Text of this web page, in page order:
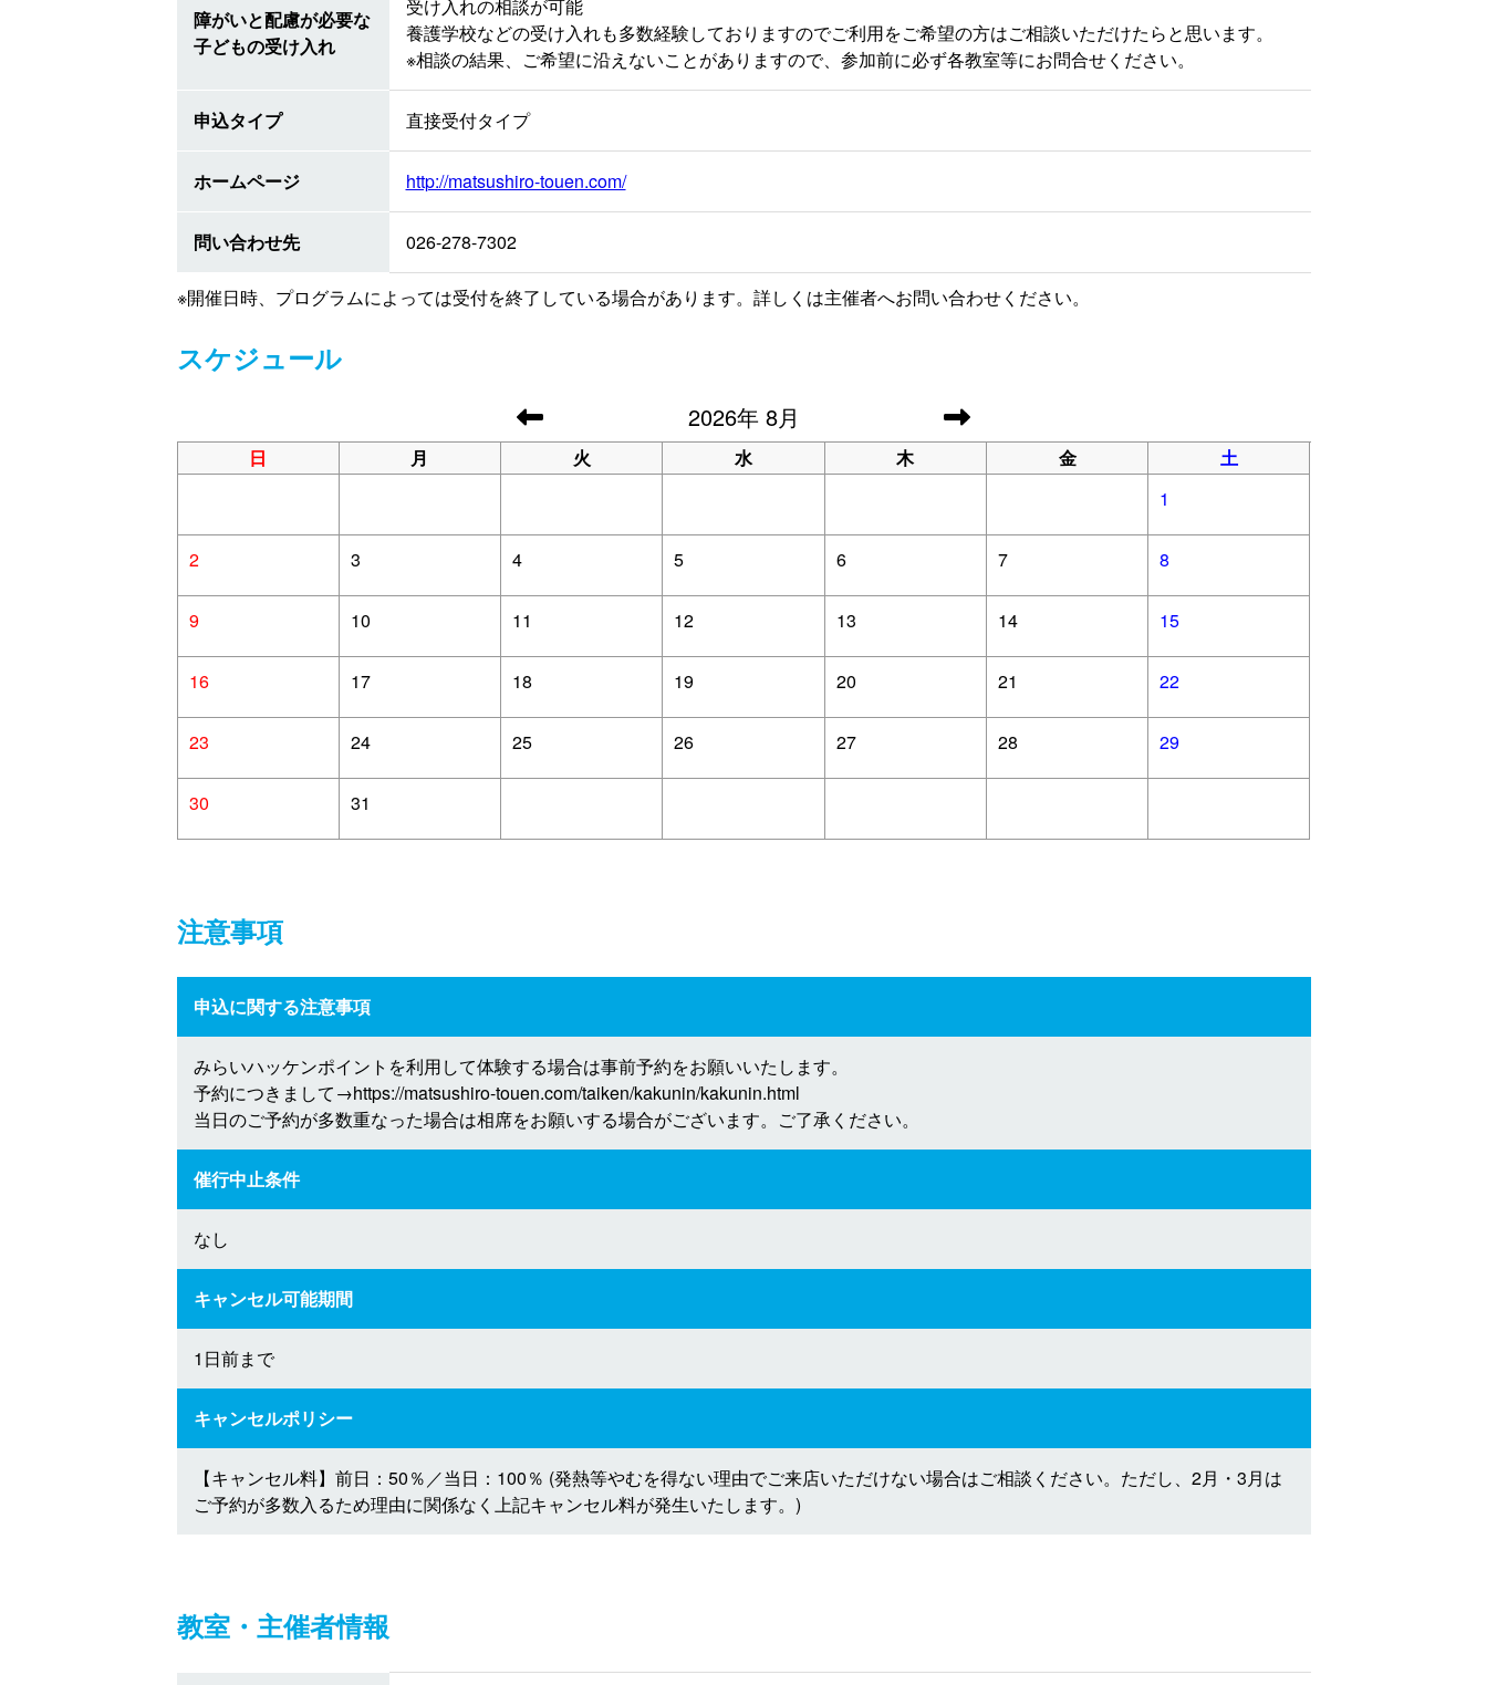
障がいと配慮が必要な
子どもの受け入れ
受け入れの相談が可能
養護学校などの受け入れも多数経験しておりますのでご利用をご希望の方はご相談いただけたらと思います。
※相談の結果、ご希望に沿えないことがありますので、参加前に必ず各教室等にお問合せください。
申込タイプ 直接受付タイプ
ホームページ http://matsushiro-touen.com/
問い合わせ先 026-278-7302
※開催日時、プログラムによっては受付を終了している場合があります。詳しくは主催者へお問い合わせください。
スケジュール
2026年 8月
日 月 火 水 木 金
土
1
2 3 4 5 6 7 8
9 10 11 12 13 14 15
16 17 18 19 20 21 22
23 24 25 26 27 28 29
30 31
注意事項
申込に関する注意事項
みらいハッケンポイントを利用して体験する場合は事前予約をお願いいたします。
予約につきまして→https://matsushiro-touen.com/taiken/kakunin/kakunin.html
当日のご予約が多数重なった場合は相席をお願いする場合がございます。ご了承ください。
催行中止条件
なし
キャンセル可能期間
1日前まで
キャンセルポリシー
【キャンセル料】前日：50％／当日：100％ (発熱等やむを得ない理由でご来店いただけない場合はご相談ください。ただし、2月・3月は
ご予約が多数入るため理由に関係なく上記キャンセル料が発生いたします。)
教室・主催者情報